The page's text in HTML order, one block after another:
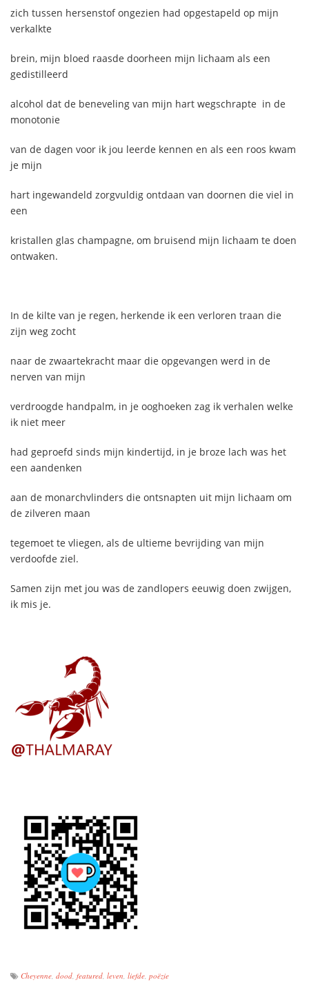
zich tussen hersenstof ongezien had opgestapeld op mijn
verkalkte
brein, mijn bloed raasde doorheen mijn lichaam als een
gedistilleerd
alcohol dat de beneveling van mijn hart wegschrapte in de
monotonie
van de dagen voor ik jou leerde kennen en als een roos kwam
je mijn
hart ingewandeld zorgvuldig ontdaan van doornen die viel in
een
kristallen glas champagne, om bruisend mijn lichaam te doen
ontwaken.
In de kilte van je regen, herkende ik een verloren traan die
zijn weg zocht
naar de zwaartekracht maar die opgevangen werd in de
nerven van mijn
verdroogde handpalm, in je ooghoeken zag ik verhalen welke
ik niet meer
had geproefd sinds mijn kindertijd, in je broze lach was het
een aandenken
aan de monarchvlinders die ontsnapten uit mijn lichaam om
de zilveren maan
tegemoet te vliegen, als de ultieme bevrijding van mijn
verdoofde ziel.
Samen zijn met jou was de zandlopers eeuwig doen zwijgen,
ik mis je.
Cheyenne dood featured leven liefde poëzie